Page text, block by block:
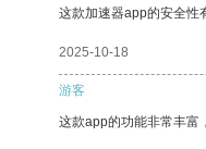
这款加速器app的安全性
2025-10-18
游客
这款app的功能非常丰富